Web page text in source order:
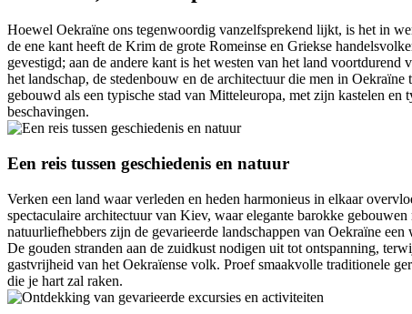
Hoewel Oekraïne ons tegenwoordig vanzelfsprekend lijkt, is het in
de ene kant heeft de Krim de grote Romeinse en Griekse
gevestigd; aan de andere kant is het westen van het land
het landschap, de stedenbouw en de architectuur die men in
gebouwd als een typische stad van Mitteleuropa, met zijn kastelen
beschavingen.
Een reis tussen geschiedenis en natuur
Verken een land waar verleden en heden harmonieus in elkaar
spectaculaire architectuur van Kiev, waar elegante barokke
natuurliefhebbers zijn de gevarieerde landschappen van Oekraïne
De gouden stranden aan de zuidkust nodigen uit tot ontspanning,
gastvrijheid van het Oekraïense volk. Proef smaakvolle traditionele
die je hart zal raken.